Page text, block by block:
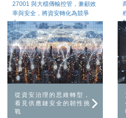
27001 與大檔傳輸控管，兼顧效
率與安全，將資安轉化為競爭
力…
從資安治理的思維轉型，
看見供應鏈安全的韌性挑
戰